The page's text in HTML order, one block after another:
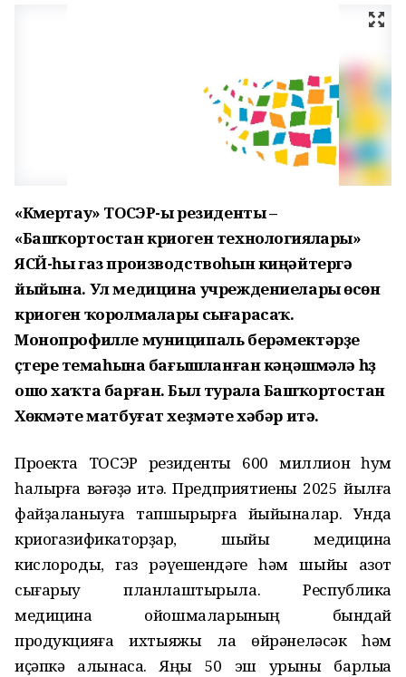
«Күмертау» ТОСЭР-ы резиденты –
«Башҡортостан криоген технологиялары»
ЯСЙ-һы газ производствоһын киңәйтергә
йыйына. Ул медицина учреждениелары өсөн
криоген ҡоролмалары сығарасаҡ.
Монопрофилле муниципаль берәмектәрҙе
үҫтереү темаһына бағышланған кәңәшмәлә һүҙ
ошо хаҡта барған. Был турала Башҡортостан
Хөкүмәте матбуғат хеҙмәте хәбәр итә.
Проектҡа ТОСЭР резиденты 600 миллион һум
һалырға вәғәҙә итә. Предприятиены 2025 йылға
файҙаланыуға тапшырырға йыйыналар. Унда
криогазификаторҙар, шыйыҡ медицина
кислороды, газ рәүешендәге һәм шыйыҡ азот
сығарыу планлаштырыла. Республика
медицина ойошмаларының бындай
продукцияға ихтыяжы ла өйрәнеләсәк һәм
иҫәпкә алынасаҡ. Яңы 50 эш урыны барлыҡҡа